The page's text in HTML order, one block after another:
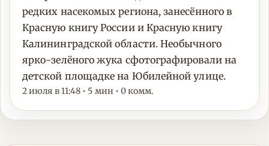
редких насекомых региона, занесённого в
Красную книгу России и Красную книгу
Калининградской области. Необычного
ярко-зелёного жука сфотографировали на
детской площадке на Юбилейной улице.
2 июля в 11:48 • 5 мин • 0 комм.